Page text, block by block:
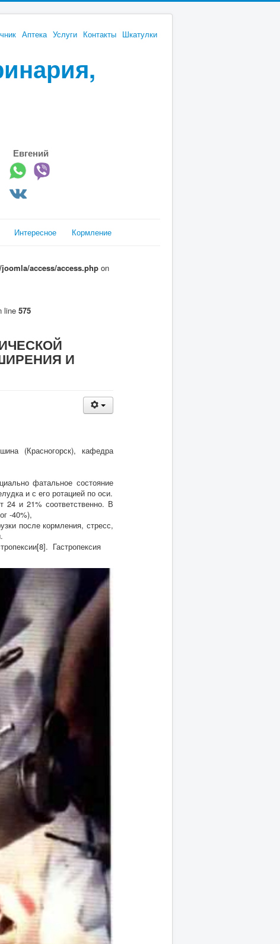
Аптека Услуги Контакты Шкатулки
Евгений
Интересное Кормление
access/access.php on
line 575
И
(Красногорск), кафедра
фатальное состояние
и с его ротацией по оси.
24 и 21% соответственно. В
-40%),
после кормления, стресс,
Гастропексия